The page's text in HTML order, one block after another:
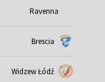
Ravenna
Brescia
Widzew Łódź